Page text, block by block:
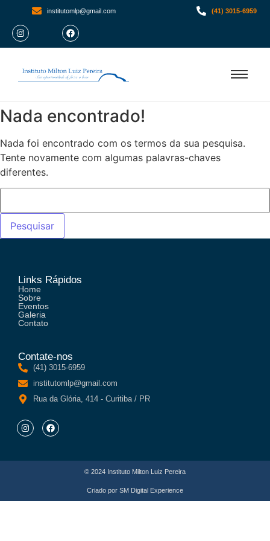
institutomlp@gmail.com (41) 3015-6959
Nada encontrado!
Nada foi encontrado com os termos da sua pesquisa.
Tente novamente com algumas palavras-chaves
diferentes.
Links Rápidos
Home
Sobre
Eventos
Galeria
Contato
Contate-nos
(41) 3015-6959
institutomlp@gmail.com
Rua da Glória, 414 - Curitiba / PR
© 2024 Instituto Milton Luiz Pereira
Criado por SM Digital Experience